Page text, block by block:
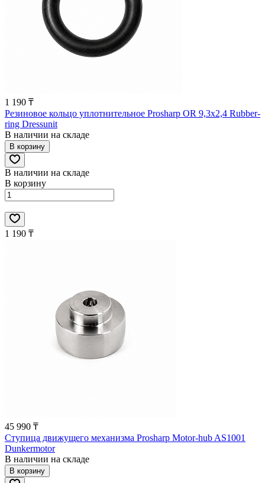
1 190 ₸
Резиновое кольцо уплотнительное Prosharp OR 9,3x2,4 Rubber-
ring Dressunit
В наличии на складе
В корзину
В наличии на складе
В корзину
1 190 ₸
45 990 ₸
Ступица движущего механизма Prosharp Motor-hub AS1001
Dunkermotor
В наличии на складе
В корзину